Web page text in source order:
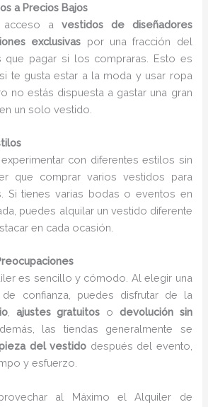
a Precios Bajos
a vestidos de diseñadores
exclusivas por una fracción del
que pagar si los compraras. Esto es
te gusta estar a la moda y usar ropa
no estás dispuesta a gastar una gran
un solo vestido.
con diferentes estilos sin
que comprar varios vestidos para
Si tienes varias bodas o eventos en
puedes alquilar un vestido diferente
en cada ocasión.
es sencillo y cómodo. Al elegir una
confianza, puedes disfrutar de la
, ajustes gratuitos o devolución sin
las tiendas generalmente se
del vestido después del evento,
y esfuerzo.
al Máximo el Alquiler de